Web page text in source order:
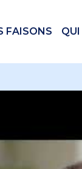
FAISONS